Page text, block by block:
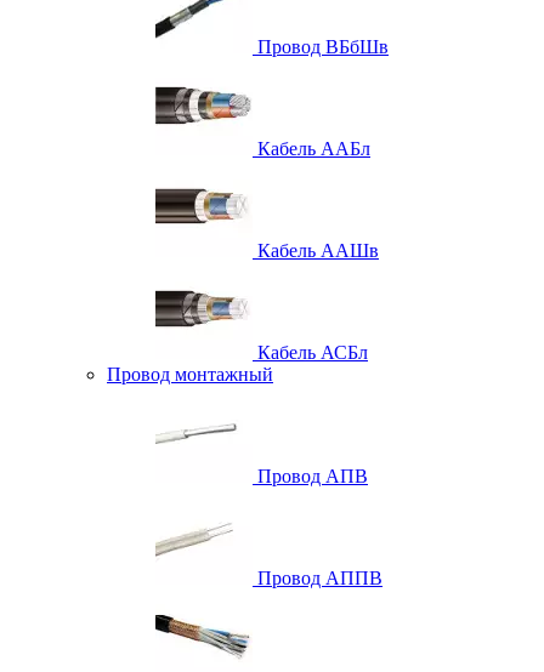
Провод ВБбШв
Кабель ААБл
Кабель ААШв
Кабель АСБл
Провод монтажный
Провод АПВ
Провод АППВ